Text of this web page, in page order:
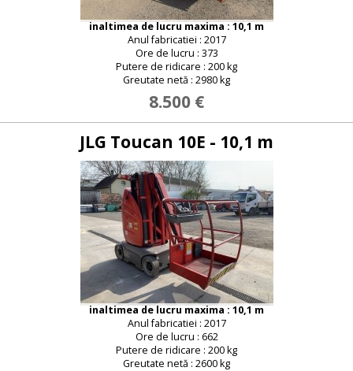
inaltimea de lucru maxima : 10,1 m
Anul fabricatiei : 2017
Ore de lucru : 373
Putere de ridicare : 200 kg
Greutate netă : 2980 kg
8.500 €
JLG Toucan 10E - 10,1 m
inaltimea de lucru maxima : 10,1 m
Anul fabricatiei : 2017
Ore de lucru : 662
Putere de ridicare : 200 kg
Greutate netă : 2600 kg